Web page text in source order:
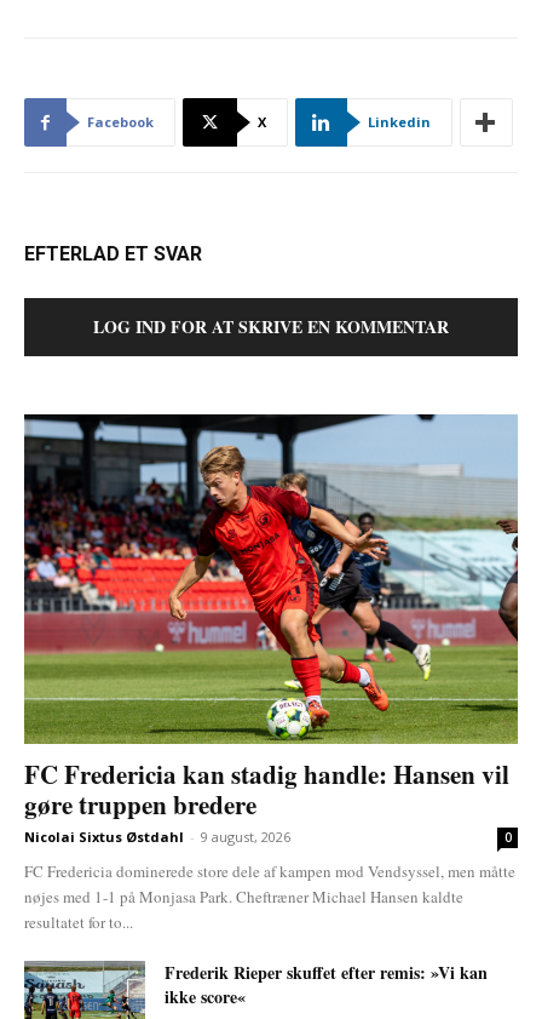
Facebook X Linkedin
EFTERLAD ET SVAR
LOG IND FOR AT SKRIVE EN KOMMENTAR
FC Fredericia kan stadig handle: Hansen vil
gøre truppen bredere
Nicolai Sixtus Østdahl - 9 august, 2026 0
FC Fredericia dominerede store dele af kampen mod Vendsyssel, men måtte
nøjes med 1-1 på Monjasa Park. Cheftræner Michael Hansen kaldte
resultatet for to...
Frederik Rieper skuffet efter remis: »Vi kan
ikke score«